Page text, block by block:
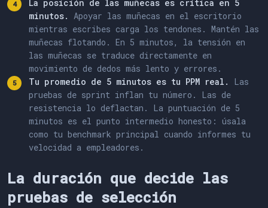
al unos m uchos po rque t ie ne muy otr
l muy tanto uno u no en otro yo
que algo es quienes hasta ya
sus much o sin poc o est a r hast
alg unas
La posición de las muñecas es crítica en 5
minutos. Apoyar las muñecas en el escritorio
mientras escribes carga los tendones. Mantén las
muñecas flotando. En 5 minutos, la tensión en
las muñecas se traduce directamente en
movimiento de dedos más lento y errores.
Tu promedio de 5 minutos es tu PPM real.
Las
pruebas de sprint inflan tu número. Las de
resistencia lo deflactan. La puntuación de 5
minutos es el punto intermedio honesto: úsala
como tu benchmark principal cuando informes tu
velocidad a empleadores.
La duración que decide las
pruebas de selección